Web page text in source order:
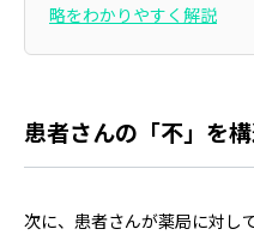
略をわかりやすく解説
患者さんの「不」を
次に、患者さんが薬局に対し